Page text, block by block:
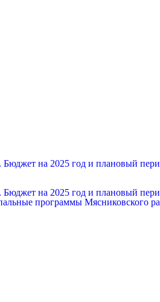
на 2025 год и плановый
на 2025 год и плановый
программы Мясниковского